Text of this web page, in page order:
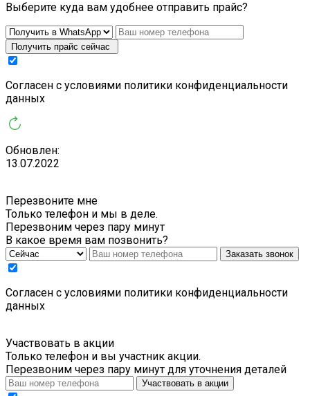
Выберите куда вам удобнее отправить прайс?
Получить прайс сейчас
Cогласен с условиями политики конфиденциальности
данных
Обновлен:
13.07.2022
Перезвоните мне
Только телефон и мы в деле.
Перезвоним через пару минут
В какое время вам позвонить?
Заказать звонок
Cогласен с условиями политики конфиденциальности
данных
Участвовать в акции
Только телефон и вы участник акции.
Перезвоним через пару минут для уточнения деталей
Участвовать в акции